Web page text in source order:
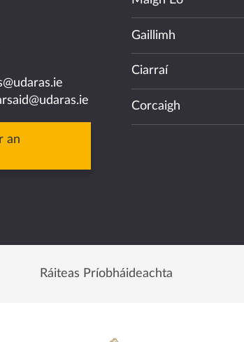
an
Gaillimh
Ciarraí
Corcaigh
Ráiteas Príobháideachta